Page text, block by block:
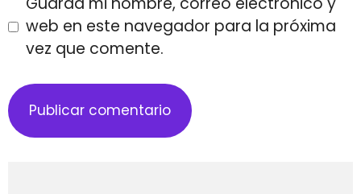
web en este navegador para la próxima
vez que comente.